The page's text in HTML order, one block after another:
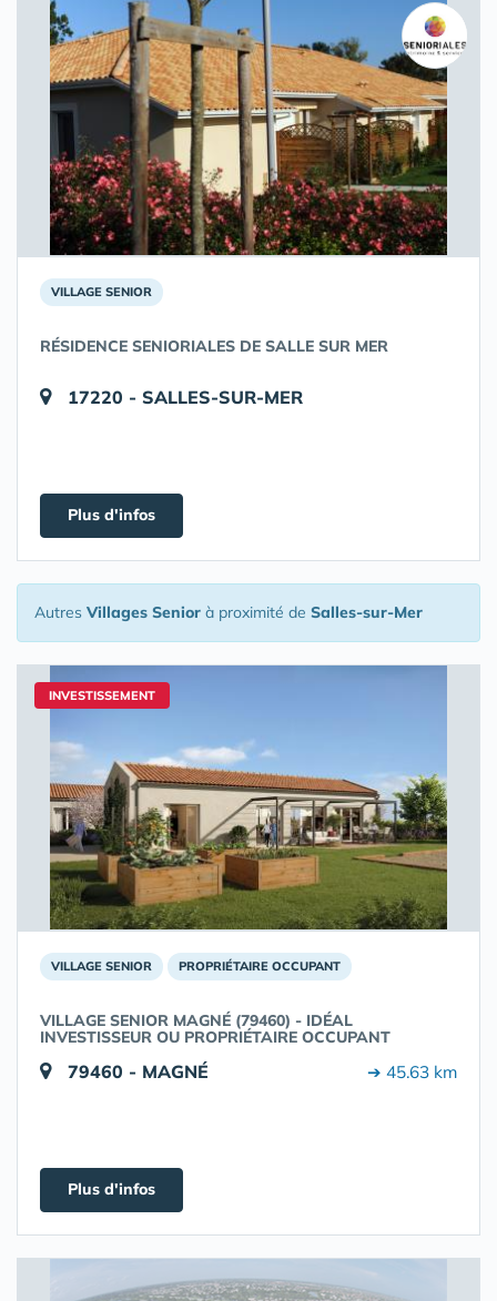
VILLAGE SENIOR
RÉSIDENCE SENIORIALES DE SALLE SUR MER
17220 - SALLES-SUR-MER
Plus d'infos
Autres Villages Senior à proximité de Salles-sur-Mer
INVESTISSEMENT
VILLAGE SENIOR PROPRIÉTAIRE OCCUPANT
VILLAGE SENIOR MAGNÉ (79460) - IDÉAL
INVESTISSEUR OU PROPRIÉTAIRE OCCUPANT
79460 - MAGNÉ ➔ 45.63 km
Plus d'infos